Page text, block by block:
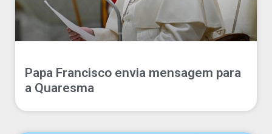
Papa Francisco envia mensagem para
a Quaresma